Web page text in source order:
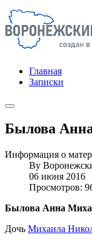
Главная
Записки
Былова
Информация о
By
06 июня 2016
Просмотров:
Былова Анна
Дочь Михаила